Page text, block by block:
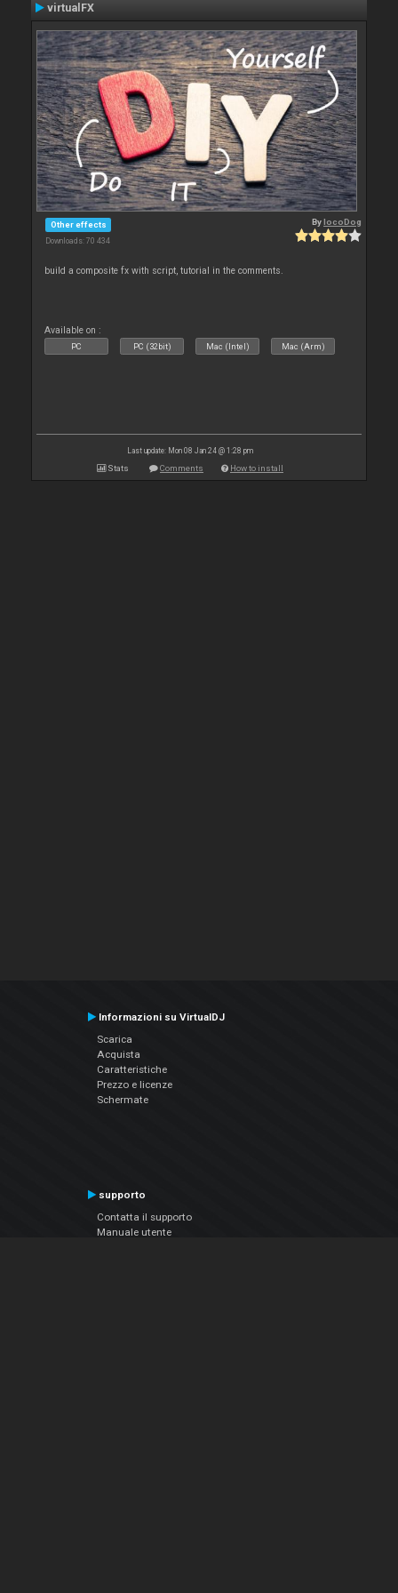
virtualFX
Other effects
Downloads: 70 434
BylocoDog
build a composite fx with script, tutorial in the comments.
Available on :
PC PC (32bit) Mac (Intel) Mac (Arm)
Last update: Mon 08 Jan 24 @ 1:28 pm
Stats Comments How to install
Informazioni su VirtualDJ
Scarica
Acquista
Caratteristiche
Prezzo e licenze
Schermate
supporto
Contatta il supporto
Manuale utente